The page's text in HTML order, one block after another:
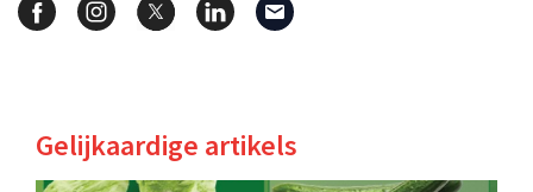
Gelijkaardige artikels